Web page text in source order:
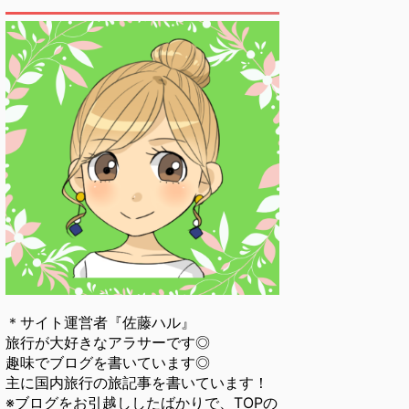
＊サイト運営者『佐藤ハル』
旅行が大好きなアラサーです◎
趣味でブログを書いています◎
主に国内旅行の旅記事を書いています！
※ブログをお引越ししたばかりで、TOPの